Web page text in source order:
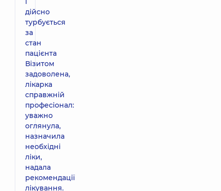
дійсно
турбується
за
стан
пацієнта
Візитом
задоволена,
лікарка
справжній
професіонал:
уважно
оглянула,
назначила
необхідні
ліки,
надала
рекомендації
лікування.